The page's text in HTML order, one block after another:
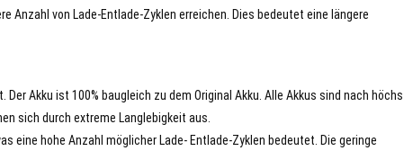
Anzahl von Lade-Entlade-Zyklen erreichen. Dies bedeutet eine längere
Akku ist 100% baugleich zu dem Original Akku. Alle Akkus sind nach
sich durch extreme Langlebigkeit aus.
eine hohe Anzahl möglicher Lade- Entlade-Zyklen bedeutet. Die geringe